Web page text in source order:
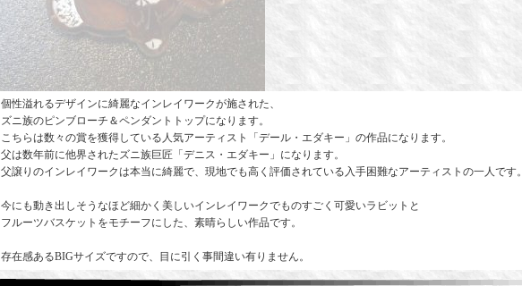
個性溢れるデザインに綺麗なインレイワークが施された、
ズニ族のピンブローチ＆ペンダントトップになります。
こちらは数々の賞を獲得している人気アーティスト「デール・エダキー」の作品になります。
父は数年前に他界されたズニ族巨匠「デニス・エダキー」になります。
父譲りのインレイワークは本当に綺麗で、現地でも高く評価されている入手困難なアーティストの一人です。
今にも動き出しそうなほど細かく美しいインレイワークでものすごく可愛いラビットと
フルーツバスケットをモチーフにした、素晴らしい作品です。
存在感あるBIGサイズですので、目に引く事間違い有りません。